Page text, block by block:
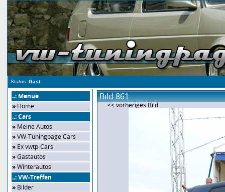
Status: Gast
..: Menue
» Home
..: Cars
» Meine Autos
»VW-Tuningpage Cars
» Ex vwtp-Cars
»Gastautos
»Winterautos
..: VW-Treffen
» Bilder
Bild 861
<< vorheriges Bild